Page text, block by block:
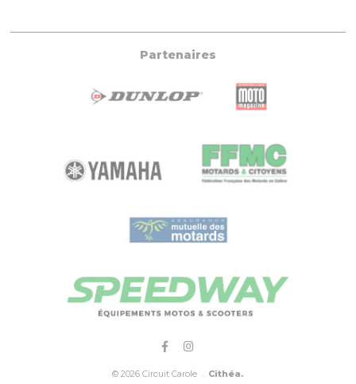
Partenaires
© 2026 Circuit Carole . Cithéa.